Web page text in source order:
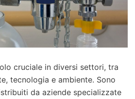
cruciale in diversi settori, tra
tecnologia e ambiente. Sono
da aziende specializzate